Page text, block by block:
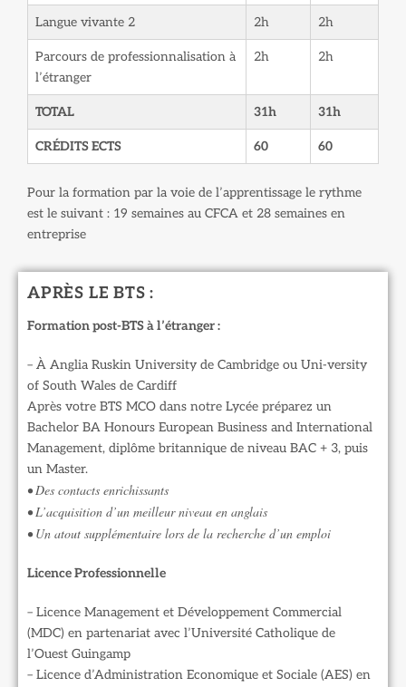
Langue vivante 2 2h 2h
Parcours de professionnalisation à
l’étranger
2h 2h
TOTAL 31h 31h
CRÉDITS ECTS 60 60
Pour la formation par la voie de l’apprentissage le rythme
est le suivant : 19 semaines au CFCA et 28 semaines en
entreprise
APRÈS LE BTS :
Formation post-BTS à l’étranger :
– À Anglia Ruskin University de Cambridge ou Uni-versity
of South Wales de Cardiff
Après votre BTS MCO dans notre Lycée préparez un
Bachelor BA Honours European Business and International
Management, diplôme britannique de niveau BAC + 3, puis
un Master.
• Des contacts enrichissants
• L’acquisition d’un meilleur niveau en anglais
• Un atout supplémentaire lors de la recherche d’un emploi
Licence Professionnelle
– Licence Management et Développement Commercial
(MDC) en partenariat avec l’Université Catholique de
l’Ouest Guingamp
– Licence d’Administration Economique et Sociale (AES) en